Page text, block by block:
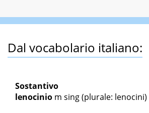
Dal vocabolario italiano:
Sostantivo
lenocinio m sing(plurale: lenocini)